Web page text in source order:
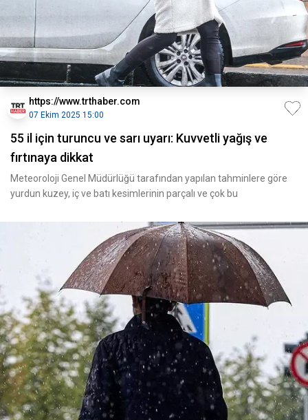
https://www.trthaber.com
07 Ekim 2025 15:00
55 il için turuncu ve sarı uyarı: Kuvvetli yağış ve
fırtınaya dikkat
Meteoroloji Genel Müdürlüğü tarafından yapılan tahminlere göre
yurdun kuzey, iç ve batı kesimlerinin parçalı ve çok bu